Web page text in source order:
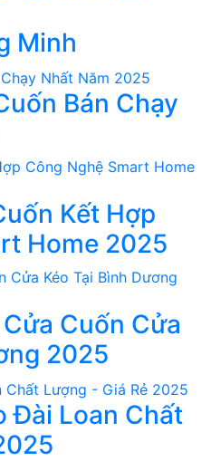
Minh
Bán Chạy
Kết Hợp
Home 2025
Cuốn Cửa
2025
Đài Loan Chất